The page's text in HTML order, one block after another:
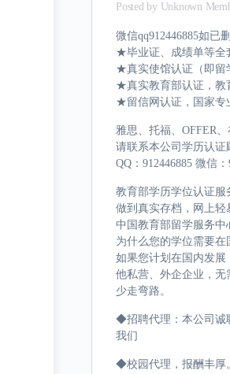
Posted by Unknown
微信qq912446885如已
★毕业证、成绩单等全
★真实使馆认证（即留
★真实教育部认证，教
★留信网认证，国家专
雅思、托福、OFFER
请联系本公司学历认证
QQ：912446885 微信
教育部学历学位认证服
做到真实存档，网上轻
中国教育部留学服务中
为什么您的学位需要在
如果您计划在国内发
他私营、外企企业，
少走弯路。
◆招聘代理：本公司诚
我们
◆校园代理，报酬丰厚